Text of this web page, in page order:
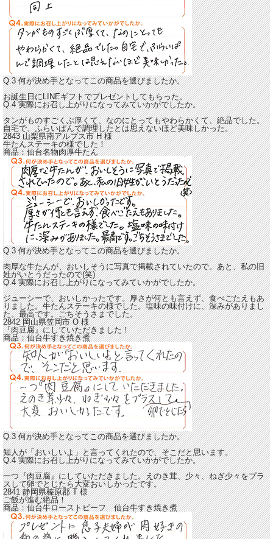
Q.3 何が決め手となってこの商品を選びましたか。
お誕生日にLINEギフトでプレゼントしてもらった。
Q.4 実際にお召し上がりになってみていかがでしたか。
タンがものすごくぶ厚くて、なのにとってもやわらかくて、絶品でした。
自宅で、ふらいぱんで調理したとは思えないほど美味しかった。
2843 山梨県南アルプス市H様
牛たんステーキの様でした！
商品：仙台名物肉厚牛たん
Q.3 何が決め手となってこの商品を選びましたか。
肉厚な牛たんが、おいしそうに写真で掲載されていたので。あと、私の旧
姓がいとうだったので(笑)
Q.4 実際にお召し上がりになってみていかがでしたか。
ジューシーで、おいしかったです。厚さが何とも言えず、食べごたえもあ
りました。牛たんステーキの様でした。塩味の味付けに、深みがありまし
た。最高です。ごちそうさまでした。
2842 岡山県笠岡市O様
『肉豆腐』にしていただきました！
商品：仙台牛すき焼き煮
Q.3 何が決め手となってこの商品を選びましたか。
知人が「おいしいよ」と言ってくれたので、そこだと思います。
Q.4 実際にお召し上がりになってみていかがでしたか。
一つ『肉豆腐』にしていただきました。えのき茸、少々、ねぎ少々をプラ
スして卵でとじたら大変おいしかったです。
2841 静岡県榛原郡T様
ご飯が進む絶品！
商品：仙台牛ローストビーフ 仙台牛すき焼き煮